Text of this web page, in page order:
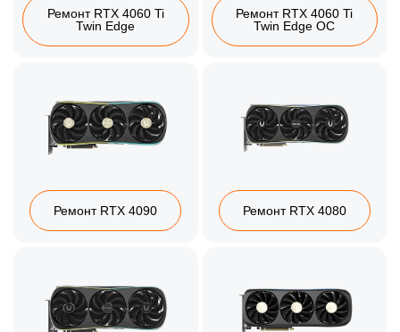
Ремонт RTX 4060 Ti
Twin Edge
Ремонт RTX 4060 Ti
Twin Edge OC
Ремонт RTX 4090 Ремонт RTX 4080